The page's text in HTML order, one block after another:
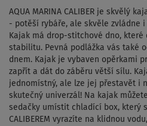
AQUA MARINA CALIBER je skvělý
- potěší rybáře, ale skvěle zvládne
Kajak má drop-stitchové dno,
stabilitu. Pevná podlážka vás také
dnem. Kajak je vybaven opěrkami
zapřít a dát do záběru větší sílu.
jednomístný, ale lze jej přestavět i
skutečný univerzál! Na kajak
sedačky umístit chladící box, který
CALIBEREM vyrazíte na klidnou